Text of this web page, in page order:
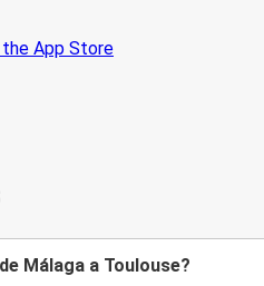
Málaga a Toulouse?